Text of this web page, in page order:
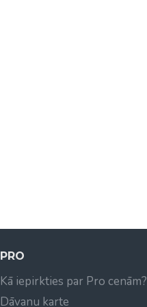
PRO
Kā iepirkties par Pro cenām?
Dāvanu karte